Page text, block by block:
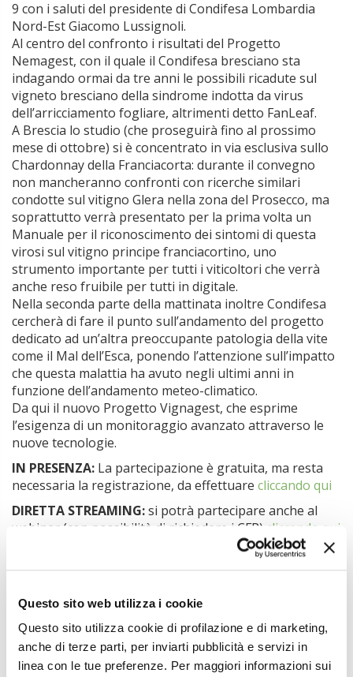
Questo sito web utilizza i cookie
Questo sito utilizza cookie di profilazione e di marketing,
anche di terze parti, per inviarti pubblicità e servizi in
linea con le tue preferenze. Per maggiori informazioni sui
9 con i saluti del presidente di Condifesa Lombardia
Nord-Est Giacomo Lussignoli.
Al centro del confronto i risultati del Progetto
Nemagest, con il quale il Condifesa bresciano sta
indagando ormai da tre anni le possibili ricadute sul
vigneto bresciano della sindrome indotta da virus
dell’arricciamento fogliare, altrimenti detto FanLeaf.
A Brescia lo studio (che proseguirà fino al prossimo
mese di ottobre) si è concentrato in via esclusiva sullo
Chardonnay della Franciacorta: durante il convegno
non mancheranno confronti con ricerche similari
condotte sul vitigno Glera nella zona del Prosecco, ma
soprattutto verrà presentato per la prima volta un
Manuale per il riconoscimento dei sintomi di questa
virosi sul vitigno principe franciacortino, uno
strumento importante per tutti i viticoltori che verrà
anche reso fruibile per tutti in digitale.
Nella seconda parte della mattinata inoltre Condifesa
cercherà di fare il punto sull’andamento del progetto
dedicato ad un’altra preoccupante patologia della vite
come il Mal dell’Esca, ponendo l’attenzione sull’impatto
che questa malattia ha avuto negli ultimi anni in
funzione dell’andamento meteo-climatico.
Da qui il nuovo Progetto Vignagest, che esprime
l’esigenza di un monitoraggio avanzato attraverso le
nuove tecnologie.
IN PRESENZA: La partecipazione è gratuita, ma resta
necessaria la registrazione, da effettuare cliccando qui
DIRETTA STREAMING:si potrà partecipare anche al
webinar (con possibilità di richiedere i CFP) cliccando qui
www.condifesabrescia.it/articoli/Convegno-vite-2023